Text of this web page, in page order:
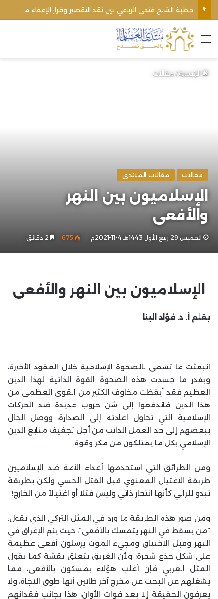
القائمة
الرئيسية/مقالات
مقالات مقالات المنتدى
الإسلاميون بين النهر
والأفعى
الخميس 29 ربيع الأول 1443هـ 4-11-2021م 675
الإسلاميون بين النهر والأفعى
بقلم أ. د. فؤاد البنا
انبعثت ما تسمى بالصحوة الإسلامية خلال العقود الأخيرة،
وبقدر ما جسدت هذه الصحوة القوة الذاتية لهذا الدين
العظيم فقد أيقظت مخاوف الكثير من القوى العظمى من
هذا الدين فاندفعوا إلى شن حروب عديدة ضد الحركات
الإسلامية التي تحاول إعادته إلى الصدارة، ووصل الحال
ببعضهم إلى حد العمل الدائب من أجل تجفيف منابع الدين
الإسلامي بكل ما يمتلكون من مكر وقوة.
ومن الطرائق التي استخدمها أعداء الأمة ضد الإسلاميين
طريقة الاغتيال المعنوي قبل القتل الحسي ولكن بطريقة
تبدو للرائي كأنها انتحار ذاتي وليس قتلا أو اغتيالاً من الخارج!
ومن صور هذه الطريقة ما ورد في المثل التركي الذي يقول:
“من يسقط في النهر يتمسك بالأفعى”، حيث يتم الإغراق في
النهر وقبل الاختناق ومجيء الموت يرسلون أفعى عظيمة
على شكل جذع شجرة؛ ولأن الغريق يتعلق بقشة كما يقول
المثل العربي فإن أغلب هؤلاء يمسكون بالأفعى، مما
يشغلهم عن البحث عن مخرج آخر ظانين أنها طوق النجاة، ولا
يعرفون الحقيقة إلا بعد فوات الأوان، هذا بجانب فقدانهم